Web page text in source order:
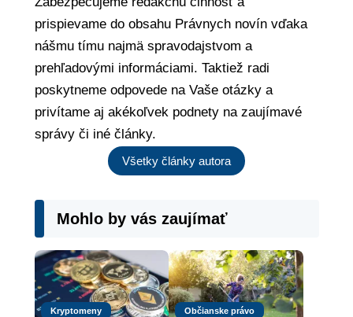
prispievame do obsahu Právnych novín vďaka
nášmu tímu najmä spravodajstvom a
prehľadovými informáciami. Taktiež radi
poskytneme odpovede na Vaše otázky a
privítame aj akékoľvek podnety na zaujímavé
správy či iné články.
Všetky články autora
Mohlo by vás zaujímať
Kryptomeny Občianske právo